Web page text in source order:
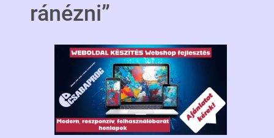
ránézni”